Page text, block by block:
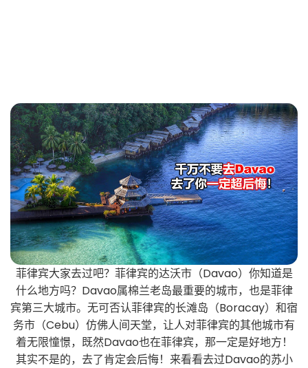
菲律宾大家去过吧？菲律宾的达沃市（Davao）你知道是
什么地方吗？Davao属棉兰老岛最重要的城市，也是菲律
宾第三大城市。无可否认菲律宾的长滩岛（Boracay）和宿
务市（Cebu）仿佛人间天堂，让人对菲律宾的其他城市有
着无限憧憬，既然Davao也在菲律宾，那一定是好地方！
其实不是的，去了肯定会后悔！来看看去过Davao的苏小